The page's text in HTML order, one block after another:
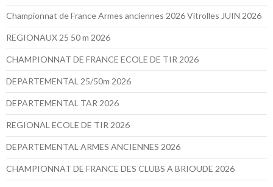
Championnat de France Armes anciennes 2026 Vitrolles JUIN 2026
REGIONAUX 25 50 m 2026
CHAMPIONNAT DE FRANCE ECOLE DE TIR 2026
DEPARTEMENTAL 25/50m 2026
DEPARTEMENTAL TAR 2026
REGIONAL ECOLE DE TIR 2026
DEPARTEMENTAL ARMES ANCIENNES 2026
CHAMPIONNAT DE FRANCE DES CLUBS A BRIOUDE 2026